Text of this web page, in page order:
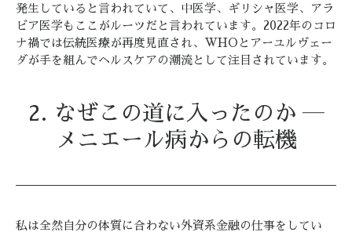
発生していると言われていて、中医学、ギリシャ医学、アラ
ビア医学もここがルーツだと言われています。2022年のコロ
ナ禍では伝統医療が再度見直され、WHOとアーユルヴェー
ダが手を組んでヘルスケアの潮流として注目されています。
2. なぜこの道に入ったのか ―
メニエール病からの転機
私は全然自分の体質に合わない外資系金融の仕事をしてい